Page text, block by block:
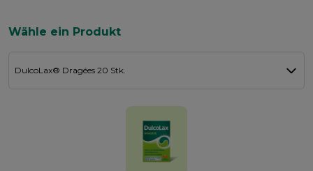
Wähle ein Produkt
DulcoLax® Dragées 20 Stk.